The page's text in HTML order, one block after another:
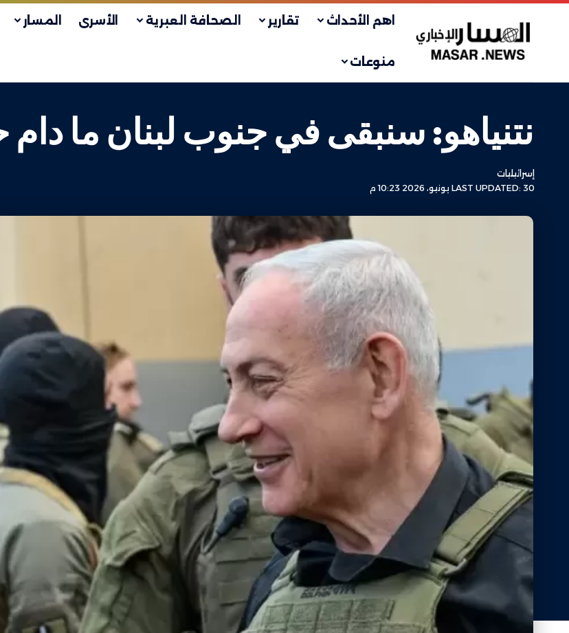
اهم الأحداث تقارير الصحافة العبرية الأسرى المسار
منوعات
نتنياهو: سنبقى في جنوب لبنان ما
LAST UPDATED: 30 يونيو، 2026 10:23 م
إسرائيليات